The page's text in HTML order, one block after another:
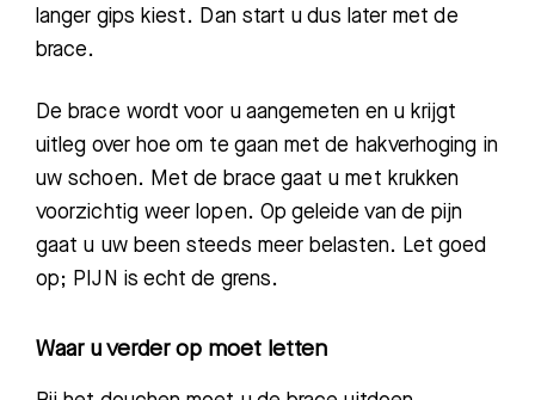
Meest gezocht:
Bezoektijden
Afspraak maken
langer gips kiest. Dan start u dus later met de
brace.
De brace wordt voor u aangemeten en u krijgt
uitleg over hoe om te gaan met de hakverhoging in
uw schoen. Met de brace gaat u met krukken
voorzichtig weer lopen. Op geleide van de pijn
gaat u uw been steeds meer belasten. Let goed
op; PIJN is echt de grens.
Waar u verder op moet letten